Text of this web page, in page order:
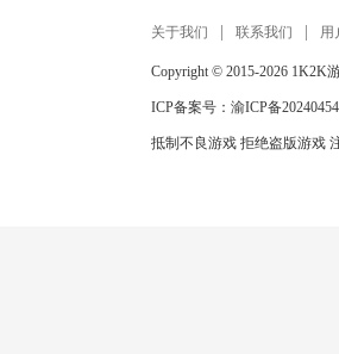
关于我们 联系我们 用
Copyright © 2015-2026 1K2K
ICP备案号： 渝ICP备
抵制不良游戏 拒绝盗版游戏